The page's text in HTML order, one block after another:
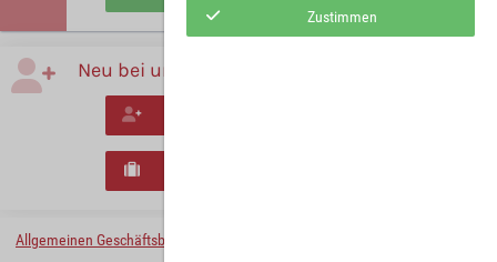
Neu bei uns?
Allgemeinen Geschäftsbedingungen
Zustimmen